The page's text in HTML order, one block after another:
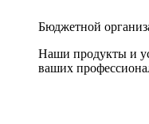
Бюджетной
Наши продукты и
ваших